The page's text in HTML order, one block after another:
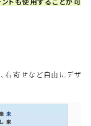
右寄せなど自由にデザ